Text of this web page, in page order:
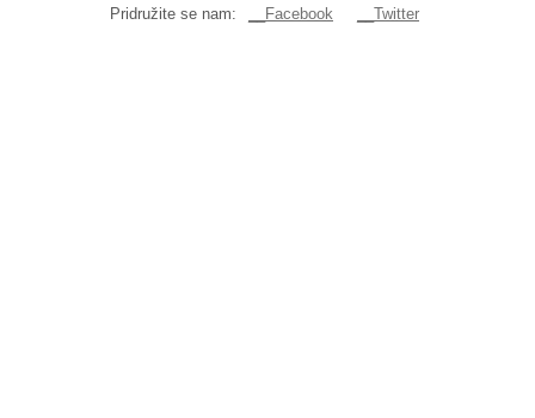
Pridružite se nam:
__Facebook __Twitter